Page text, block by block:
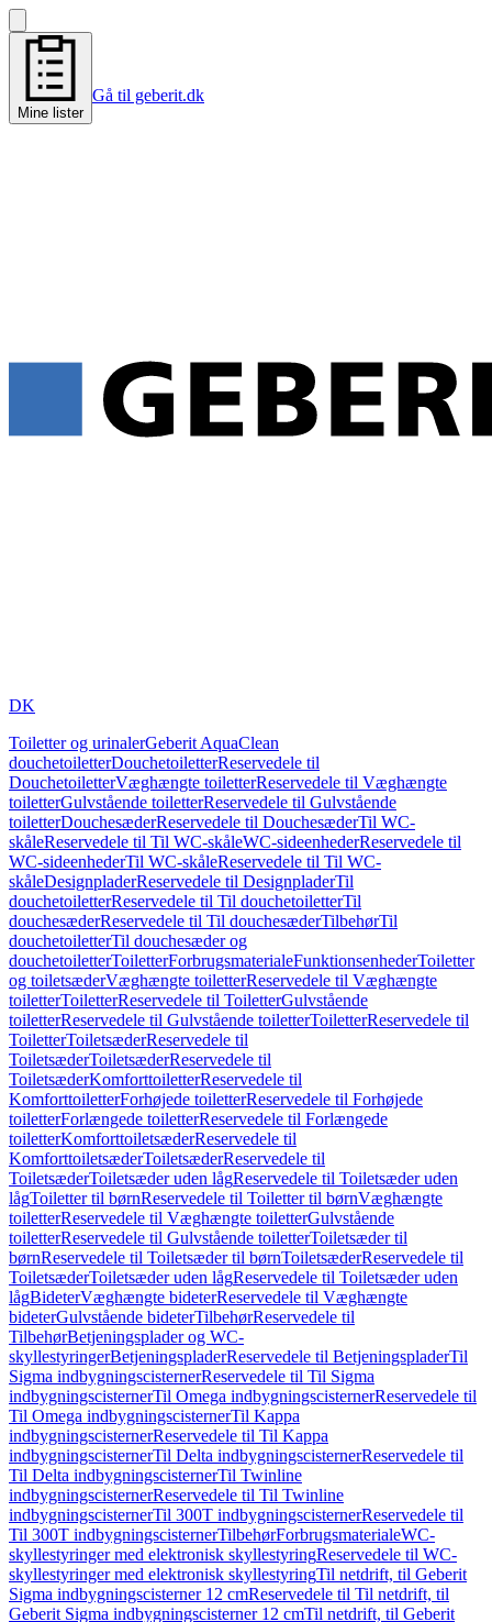
Mine lister
Gå til geberit.dk
DK
Toiletter og urinalerGeberit AquaClean
douchetoiletterDouchetoiletterReservedele til
DouchetoiletterVæghængte toiletterReservedele til Væghængte
toiletterGulvstående toiletterReservedele til Gulvstående
toiletterDouchesæderReservedele til DouchesæderTil WC-
skåleReservedele til Til WC-skåleWC-sideenhederReservedele til
WC-sideenhederTil WC-skåleReservedele til Til WC-
skåleDesignpladerReservedele til DesignpladerTil
douchetoiletterReservedele til Til douchetoiletterTil
douchesæderReservedele til Til douchesæderTilbehørTil
douchetoiletterTil douchesæder og
douchetoiletterToiletterForbrugsmaterialeFunktionsenhederToiletter
og toiletsæderVæghængte toiletterReservedele til Væghængte
toiletterToiletterReservedele til ToiletterGulvstående
toiletterReservedele til Gulvstående toiletterToiletterReservedele til
ToiletterToiletsæderReservedele til
ToiletsæderToiletsæderReservedele til
ToiletsæderKomforttoiletterReservedele til
KomforttoiletterForhøjede toiletterReservedele til Forhøjede
toiletterForlængede toiletterReservedele til Forlængede
toiletterKomforttoiletsæderReservedele til
KomforttoiletsæderToiletsæderReservedele til
ToiletsæderToiletsæder uden lågReservedele til Toiletsæder uden
lågToiletter til børnReservedele til Toiletter til børnVæghængte
toiletterReservedele til Væghængte toiletterGulvstående
toiletterReservedele til Gulvstående toiletterToiletsæder til
børnReservedele til Toiletsæder til børnToiletsæderReservedele til
ToiletsæderToiletsæder uden lågReservedele til Toiletsæder uden
lågBideterVæghængte bideterReservedele til Væghængte
bideterGulvstående bideterTilbehørReservedele til
TilbehørBetjeningsplader og WC-
skyllestyringerBetjeningspladerReservedele til BetjeningspladerTil
Sigma indbygningscisternerReservedele til Til Sigma
indbygningscisternerTil Omega indbygningscisternerReservedele til
Til Omega indbygningscisternerTil Kappa
indbygningscisternerReservedele til Til Kappa
indbygningscisternerTil Delta indbygningscisternerReservedele til
Til Delta indbygningscisternerTil Twinline
indbygningscisternerReservedele til Til Twinline
indbygningscisternerTil 300T indbygningscisternerReservedele til
Til 300T indbygningscisternerTilbehørForbrugsmaterialeWC-
skyllestyringer med elektronisk skyllestyringReservedele til WC-
skyllestyringer med elektronisk skyllestyringTil netdrift, til Geberit
Sigma indbygningscisterner 12 cmReservedele til Til netdrift, til
Geberit Sigma indbygningscisterner 12 cmTil netdrift, til Geberit